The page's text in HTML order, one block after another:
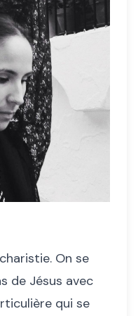
On se
de Jésus avec
qui se